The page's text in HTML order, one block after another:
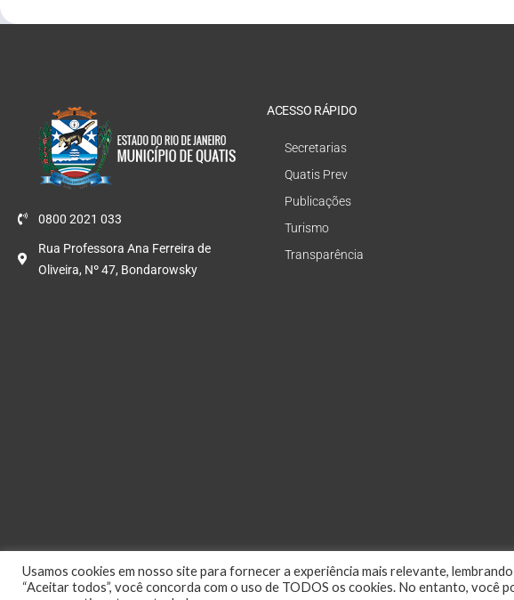
0800 2021 033
Rua Professora Ana Ferreira de
Oliveira, Nº 47, Bondarowsky
ACESSO RÁPIDO
Secretarias
Quatis Prev
Publicações
Turismo
Transparência
Usamos cookies em nosso site para fornecer a experiência mais relevante,
“Aceitar todos”, você concorda com o uso de TODOS os cookies. No entanto,